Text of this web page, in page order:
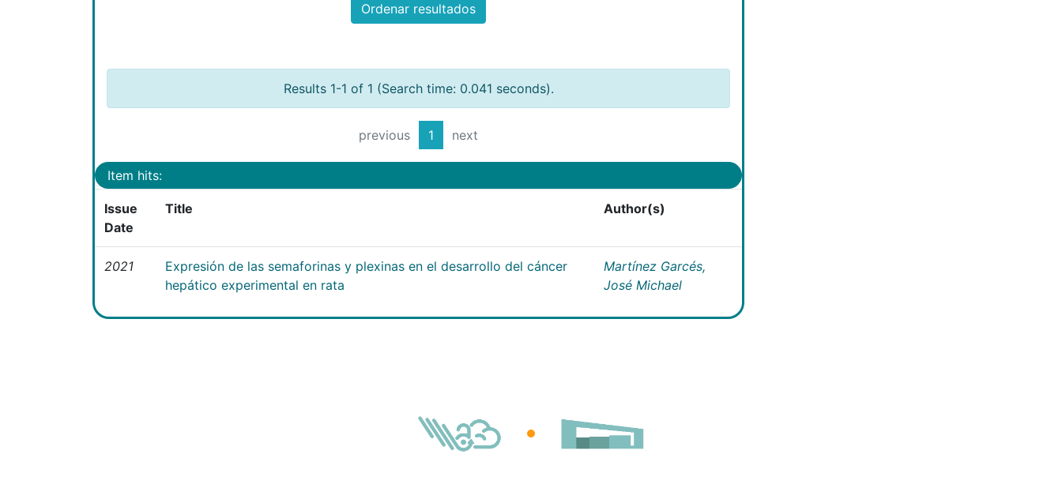
Ordenar resultados
Results 1-1 of 1 (Search time: 0.041 seconds).
previous 1 next
Item hits:
Issue
Date
Title Author(s)
2021
Expresión de las semaforinas y plexinas en el desarrollo del cáncer
hepático experimental en rata
Martínez Garcés,
José Michael